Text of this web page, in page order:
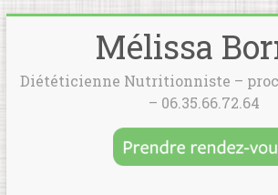
Mélissa
Diététicienne Nutritionniste –
– 06.35.66.72.64